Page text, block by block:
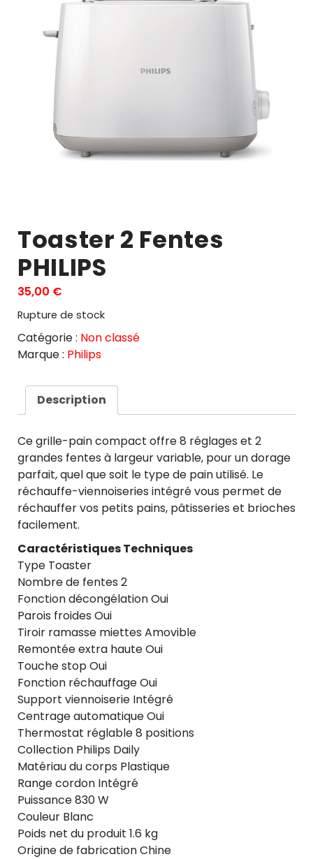
Toaster 2 Fentes
PHILIPS
35,00 €
Rupture de stock
Catégorie : Non classé
Marque : Philips
Description
Ce grille-pain compact offre 8 réglages et 2
grandes fentes à largeur variable, pour un dorage
parfait, quel que soit le type de pain utilisé. Le
réchauffe-viennoiseries intégré vous permet de
réchauffer vos petits pains, pâtisseries et brioches
facilement.
Caractéristiques Techniques
Type Toaster
Nombre de fentes 2
Fonction décongélation Oui
Parois froides Oui
Tiroir ramasse miettes Amovible
Remontée extra haute Oui
Touche stop Oui
Fonction réchauffage Oui
Support viennoiserie Intégré
Centrage automatique Oui
Thermostat réglable 8 positions
Collection Philips Daily
Matériau du corps Plastique
Range cordon Intégré
Puissance 830 W
Couleur Blanc
Poids net du produit 1.6 kg
Origine de fabrication Chine